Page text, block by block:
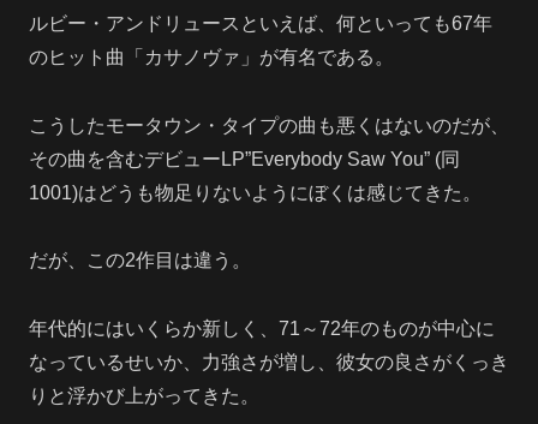
ルビー・アンドリュースといえば、何といっても67年
のヒット曲「カサノヴァ」が有名である。
こうしたモータウン・タイプの曲も悪くはないのだが、
その曲を含むデビューLP”Everybody Saw You” (同
1001)はどうも物足りないようにぼくは感じてきた。
だが、この2作目は違う。
年代的にはいくらか新しく、71～72年のものが中心に
なっているせいか、力強さが増し、彼女の良さがくっき
りと浮かび上がってきた。